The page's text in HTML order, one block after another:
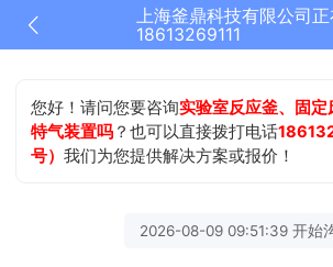
18613269111
您好！请问您要咨询实验室反应釜、固
特气装置吗 ？也可以直接拨打电话
号）我们为您提供解决方案或报价！
2026-08-09 09:51:39 开始